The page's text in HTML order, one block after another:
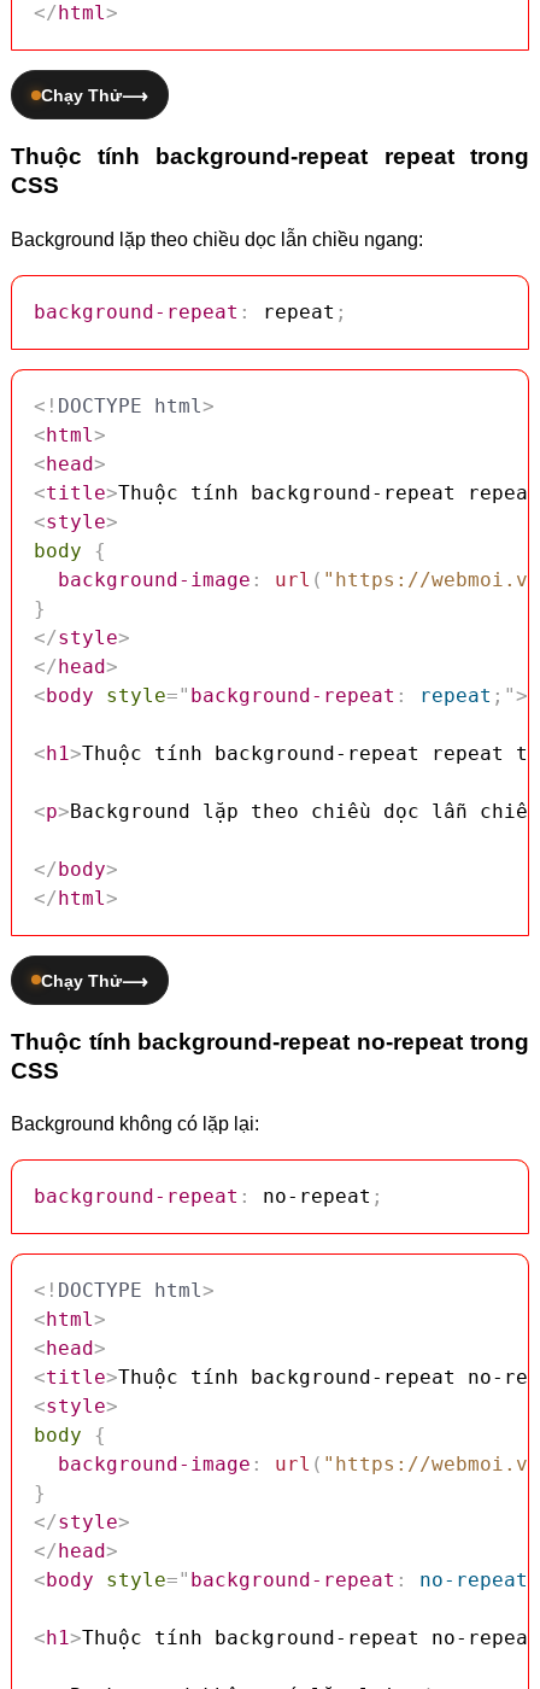
</ html>
Chạy Thử
Thuộc tính background-repeat repeat trong
CSS
Background lặp theo chiều dọc lẫn chiều ngang:
background-repeat : repeat ;
<! DOCTYPE html >
<html >
<head>
<title>Thuộc tính background-repeat
<style>
body
{
background-image : url ( "https://
}
</style>
</head>
<body style=" background-repeat : repeat ; ">
<h1>Thuộc tính background-repeat repeat
<p>Background lặp theo chiều dọc lẫn
</body>
</html >
Chạy Thử
Thuộc tính background-repeat no-repeat trong
CSS
Background không có lặp lại:
background-repeat : no-repeat ;
<! DOCTYPE html>
< html>
< head>
<title>Thuộc tính background-repeat no-
<style>
body
{
background-image : url ( "https://
}
</style>
</ head>
< body style=" background-repeat : no-repeat
< h1>Thuộc tính background-repeat no-